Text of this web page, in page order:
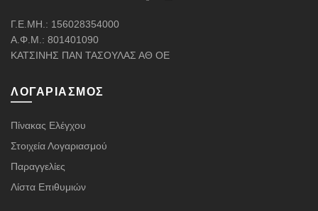
Γ.Ε.ΜΗ.: 156028354000
Α.Φ.Μ.: 801401090
ΚΑΤΣΙΝΗΣ ΠΑΝ ΤΑΣΟΥΛΑΣ ΑΘ ΟΕ
ΛΟΓΑΡΙΑΣΜΌΣ
Πίνακας Ελέγχου
Στοιχεία Λογαριασμού
Παραγγελίες
Λίστα Επιθυμιών